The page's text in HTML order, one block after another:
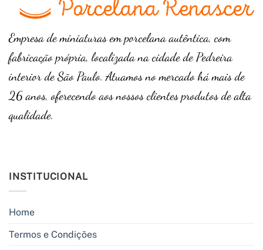
Empresa de miniaturas em porcelana autêntica, com
fabricação própria, localizada na cidade de Pedreira
interior de São Paulo. Atuamos no mercado há mais de
26 anos, oferecendo aos nossos clientes produtos de alta
qualidade.
INSTITUCIONAL
Home
Termos e Condições